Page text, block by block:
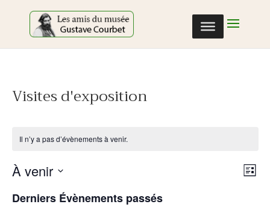
Visites d'exposition
Il n’y a pas d’évènements à venir.
par
de
Liste
À venir
une
Derniers Évènements passés